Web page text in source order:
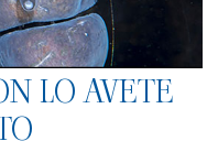
LO AVETE